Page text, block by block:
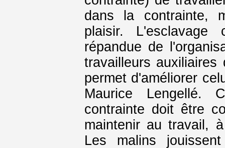
dans la contrainte,
plaisir.
répandue de
travailleurs
permet d'améliorer
Maurice Lengellé.
contrainte doit être
maintenir au travail,
Les malins